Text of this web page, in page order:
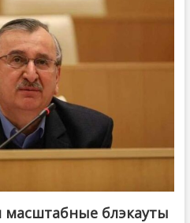
масштабные блэкауты